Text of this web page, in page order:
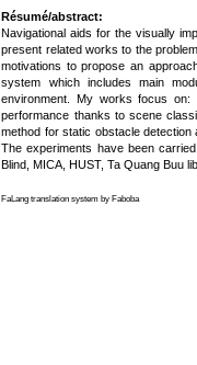
Résumé/abstract:
Navigational aids for the visually
present related works to the
motivations to propose an
system which includes main
environment. My works focus on:
performance thanks to scene
method for static obstacle
The experiments have been
Blind, MICA, HUST, Ta Quang Buu
FaLang translation system by Faboba